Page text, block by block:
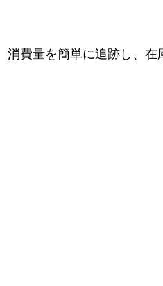
費量を簡単に追跡し、